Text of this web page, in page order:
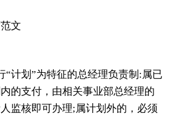
文
“计划”为特征的总经理负责制:属已
的支付，由相关事业部总经理的
监核即可办理;属计划外的，必须